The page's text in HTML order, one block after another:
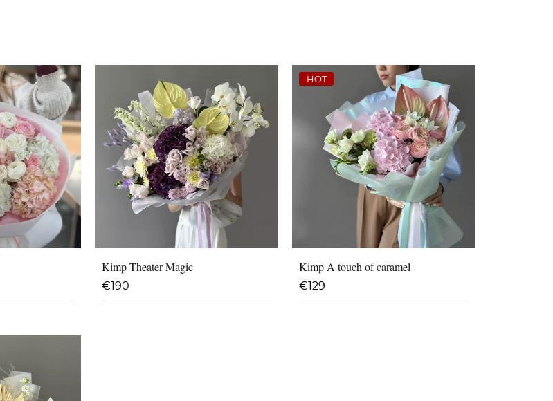
Kimp Theater Magic
€190
HOT
Kimp A touch of caramel
€129